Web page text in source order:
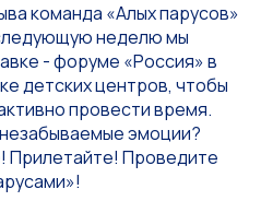
команда «Алых парусов»
неделю мы
- форуме «Россия» в
детских центров, чтобы
провести время.
эмоции?
Прилетайте! Проведите